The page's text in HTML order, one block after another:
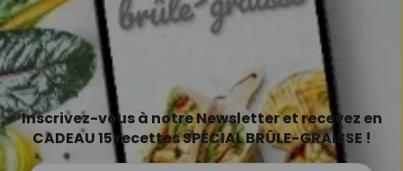
Inscrivez-vous à notre Newsletter et recevez en
CADEAU 15 recettes SPÉCIAL BRÛLE-GRAISSE !